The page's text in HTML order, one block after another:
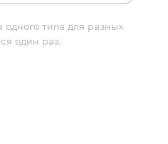
день взятия биоматериала
одного типа для разных
один раз.